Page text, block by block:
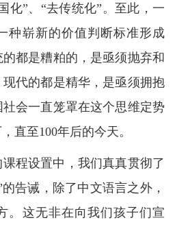
化”、“去传统化”。至此，一
种崭新的价值判断标准形成
都是糟粕的，是亟须抛弃和
代的都是精华，是亟须拥抱
会一直笼罩在这个思维定势
直至100年后的今天。
程设置中，我们真真贯彻了
告诫，除了中文语言之外，
。这无非在向我们孩子们宣